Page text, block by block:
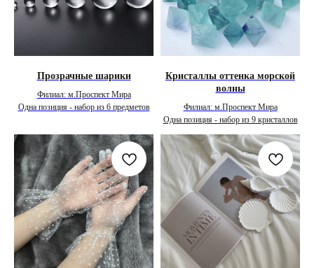
Прозрачные шарики
Филиал: м.Проспект Мира
Одна позиция - набор из 6 предметов
Кристаллы оттенка морской
волны
Филиал: м.Проспект Мира
Одна позиция - набор из 9 кристаллов